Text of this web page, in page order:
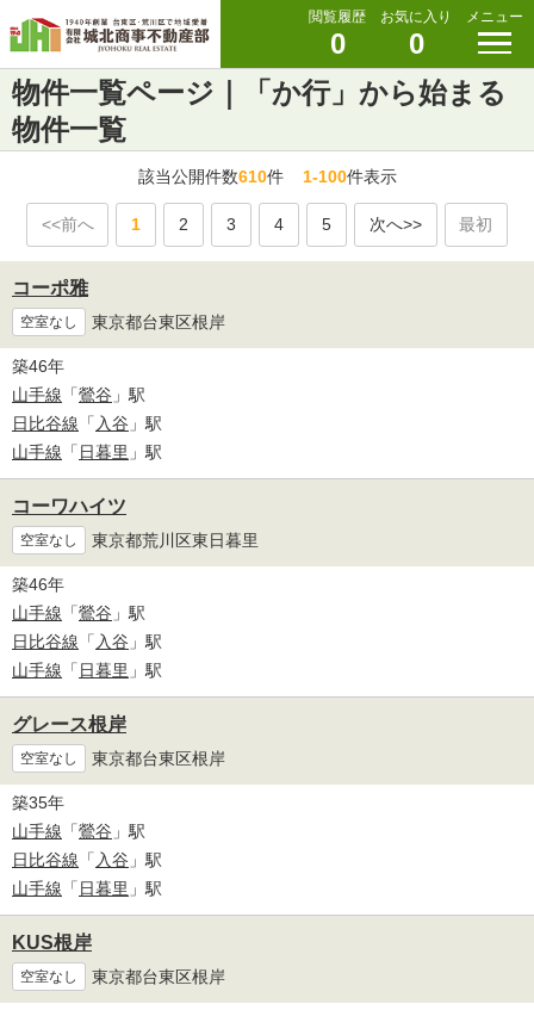
閲覧履歴
0
お気に入り
0
メニュー
物件一覧ページ｜「か行」から始まる
物件一覧
該当公開件数610件1-100件表示
<<前へ 1 2 3 4 5 次へ>> 最初
コーポ雅
空室なし 東京都台東区根岸
築46年
山手線 「鶯谷 」駅
日比谷線 「 入谷 」駅
山手線 「 日暮里 」駅
コーワハイツ
空室なし 東京都荒川区東日暮里
築46年
山手線 「鶯谷 」駅
日比谷線 「 入谷 」駅
山手線 「 日暮里 」駅
グレース根岸
空室なし 東京都台東区根岸
築35年
山手線 「鶯谷 」駅
日比谷線 「 入谷 」駅
山手線 「 日暮里 」駅
KUS根岸
空室なし 東京都台東区根岸